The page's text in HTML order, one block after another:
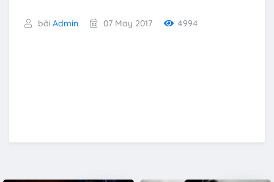
bởi Admin 07 May 2017 4994